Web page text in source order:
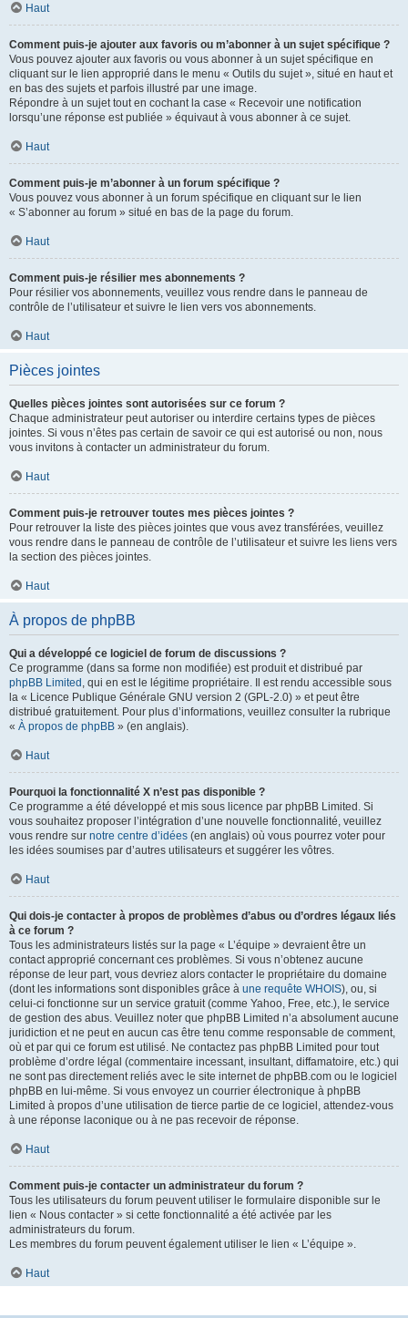
Haut
Comment puis-je ajouter aux favoris ou m’abonner à un sujet spécifique ?
Vous pouvez ajouter aux favoris ou vous abonner à un sujet spécifique en
cliquant sur le lien approprié dans le menu « Outils du sujet », situé en haut et
en bas des sujets et parfois illustré par une image.
Répondre à un sujet tout en cochant la case « Recevoir une notification
lorsqu’une réponse est publiée » équivaut à vous abonner à ce sujet.
Haut
Comment puis-je m’abonner à un forum spécifique ?
Vous pouvez vous abonner à un forum spécifique en cliquant sur le lien
« S’abonner au forum » situé en bas de la page du forum.
Haut
Comment puis-je résilier mes abonnements ?
Pour résilier vos abonnements, veuillez vous rendre dans le panneau de
contrôle de l’utilisateur et suivre le lien vers vos abonnements.
Haut
Pièces jointes
Quelles pièces jointes sont autorisées sur ce forum ?
Chaque administrateur peut autoriser ou interdire certains types de pièces
jointes. Si vous n’êtes pas certain de savoir ce qui est autorisé ou non, nous
vous invitons à contacter un administrateur du forum.
Haut
Comment puis-je retrouver toutes mes pièces jointes ?
Pour retrouver la liste des pièces jointes que vous avez transférées, veuillez
vous rendre dans le panneau de contrôle de l’utilisateur et suivre les liens vers
la section des pièces jointes.
Haut
À propos de phpBB
Qui a développé ce logiciel de forum de discussions ?
Ce programme (dans sa forme non modifiée) est produit et distribué par
phpBB Limited , qui en est le légitime propriétaire. Il est rendu accessible sous
la « Licence Publique Générale GNU version 2 (GPL-2.0) » et peut être
distribué gratuitement. Pour plus d’informations, veuillez consulter la rubrique
« À propos de phpBB » (en anglais).
Haut
Pourquoi la fonctionnalité X n’est pas disponible ?
Ce programme a été développé et mis sous licence par phpBB Limited. Si
vous souhaitez proposer l’intégration d’une nouvelle fonctionnalité, veuillez
vous rendre sur notre centre d’idées (en anglais) où vous pourrez voter pour
les idées soumises par d’autres utilisateurs et suggérer les vôtres.
Haut
Qui dois-je contacter à propos de problèmes d’abus ou d’ordres légaux liés
à ce forum ?
Tous les administrateurs listés sur la page « L’équipe » devraient être un
contact approprié concernant ces problèmes. Si vous n’obtenez aucune
réponse de leur part, vous devriez alors contacter le propriétaire du domaine
(dont les informations sont disponibles grâce à une requête WHOIS), ou, si
celui-ci fonctionne sur un service gratuit (comme Yahoo, Free, etc.), le service
de gestion des abus. Veuillez noter que phpBB Limited n’a absolument aucune
juridiction et ne peut en aucun cas être tenu comme responsable de comment,
où et par qui ce forum est utilisé. Ne contactez pas phpBB Limited pour tout
problème d’ordre légal (commentaire incessant, insultant, diffamatoire, etc.) qui
ne sont pas directement reliés avec le site internet de phpBB.com ou le logiciel
phpBB en lui-même. Si vous envoyez un courrier électronique à phpBB
Limited à propos d’une utilisation de tierce partie de ce logiciel, attendez-vous
à une réponse laconique ou à ne pas recevoir de réponse.
Haut
Comment puis-je contacter un administrateur du forum ?
Tous les utilisateurs du forum peuvent utiliser le formulaire disponible sur le
lien « Nous contacter » si cette fonctionnalité a été activée par les
administrateurs du forum.
Les membres du forum peuvent également utiliser le lien « L’équipe ».
Haut